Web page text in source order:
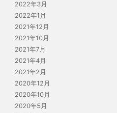
2022年3月
2022年1月
2021年12月
2021年10月
2021年7月
2021年4月
2021年2月
2020年12月
2020年10月
2020年5月